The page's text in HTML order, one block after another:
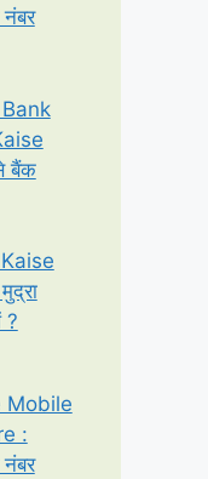
नंबर
बैंक
?
Mobile
:
नंबर